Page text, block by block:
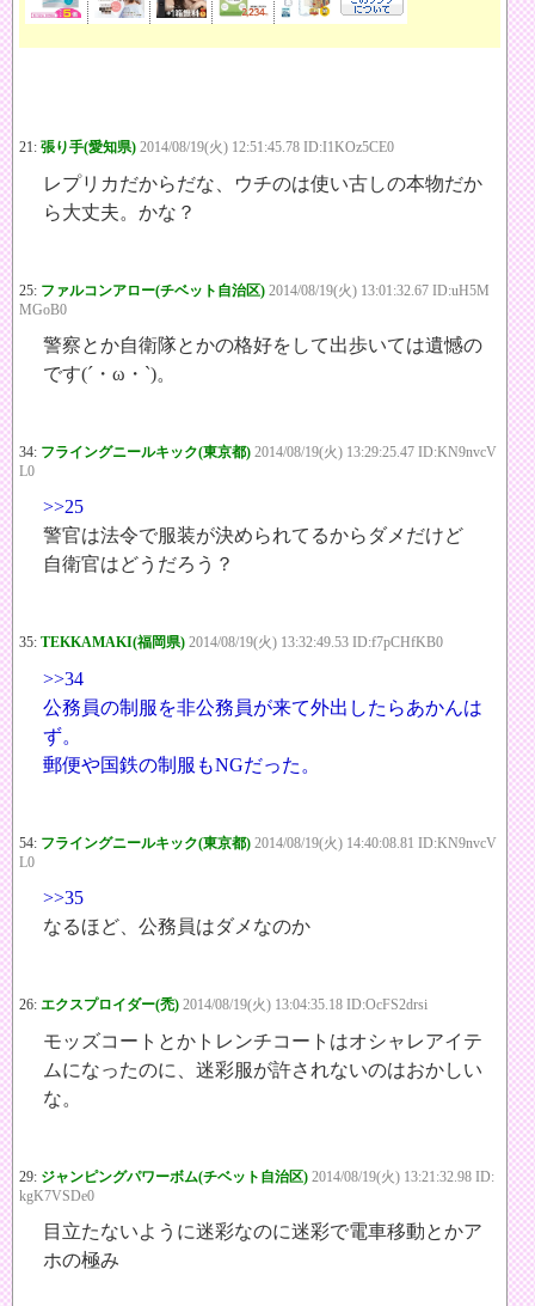
21: 張り手(愛知県) 2014/08/19(火) 12:51:45.78 ID:I1KOz5CE0
レプリカだからだな、ウチのは使い古しの本物だか
ら大丈夫。かな？
25: ファルコンアロー(チベット自治区) 2014/08/19(火) 13:01:32.67 ID:uH5M
MGoB0
警察とか自衛隊とかの格好をして出歩いては遺憾の
です(´・ω・`)。
34: フライングニールキック(東京都) 2014/08/19(火) 13:29:25.47 ID:KN9nvcV
L0
>>25
警官は法令で服装が決められてるからダメだけど
自衛官はどうだろう？
35: TEKKAMAKI(福岡県) 2014/08/19(火) 13:32:49.53 ID:f7pCHfKB0
>>34
公務員の制服を非公務員が来て外出したらあかんは
ず。
郵便や国鉄の制服もNGだった。
54: フライングニールキック(東京都) 2014/08/19(火) 14:40:08.81 ID:KN9nvcV
L0
>>35
なるほど、公務員はダメなのか
26: エクスプロイダー(禿) 2014/08/19(火) 13:04:35.18 ID:OcFS2drsi
モッズコートとかトレンチコートはオシャレアイテ
ムになったのに、迷彩服が許されないのはおかしい
な。
29: ジャンピングパワーボム(チベット自治区) 2014/08/19(火) 13:21:32.98 ID:
kgK7VSDe0
目立たないように迷彩なのに迷彩で電車移動とかア
ホの極み